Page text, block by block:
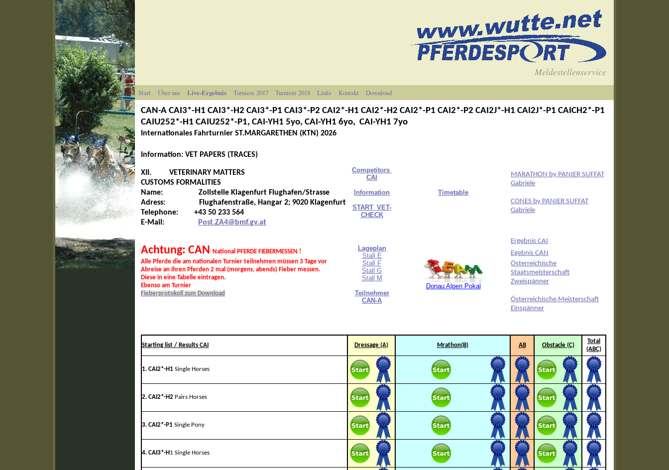
Meldestellenservice
Start Über uns Live-Ergebnis Turniere 2017 Turniere 2018 Links Kontakt Download
CAN-A CAI3*-H1 CAI3*-H2 CAI3*-P1 CAI3*-P2 CAI2*-H1 CAI2*-H2 CAI2*-P1 CAI2*-P2 CAI2J*-H1 CAI2J*-P1 CAICH2*-P1
CAIU252*-H1 CAIU252*-P1, CAI-YH1 5yo, CAI-YH1 6yo, CAI-YH1 7yo
Internationales Fahrturnier ST.MARGARETHEN (KTN) 2026
Information: VET PAPERS (TRACES)
XII. VETERINARY MATTERS
CUSTOMS FORMALITIES
Name: Zollstelle Klagenfurt Flughafen/Strasse
Adress: Flughafenstraße, Hangar 2; 9020 Klagenfurt
Telephone: +43 50 233 564
E-Mail:
Post.ZA4@bmf.gv.at
Competitors
CAI
Information
START_VET-
CHECK
Timetable
MARATHON by PANIER SUFFAT
Gabriele
CONES by PANIER SUFFAT
Gabriele
Achtung: CAN
National PFERDE FIEBERMESSEN !
Alle Pferde die am nationalen Turnier teilnehmen müssen 3 Tage vor
Abreise an ihren Pferden 2 mal (morgens, abends) Fieber messen.
Diese in eine Tabelle eintragen.
Ebenso am Turnier
Fieberprotokoll zum Download
Lageplan
Stall E
Stall F
Stall G
Stall M
Teilnehmer
CAN-A
Donau Alpen Pokal
Ergebnis CAI
Egebnis CAN
Österreichische
Staatsmeisterschaft
Zweispänner
Österreichische Meisterschaft
Einspänner
Starting list / Results CAI Dressage (A) Mrathon(B) AB Obstacle (C)
Total
(ABC)
1. CAI2*-H1 Single Horses
2. CAI2*-H2 Pairs Horses
3. CAI2*-P1 Single Pony
4. CAI3*-H 1 Single Horses